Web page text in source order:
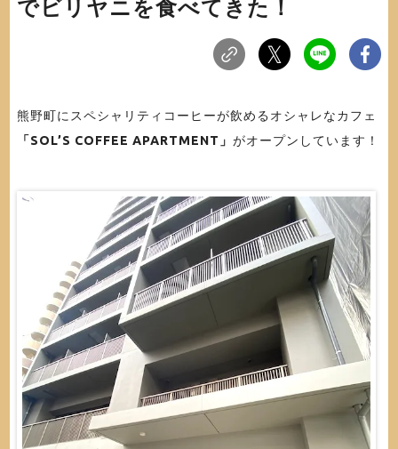
でビリヤニを食べてきた！
熊野町にスペシャリティコーヒーが飲めるオシャレなカフェ
「SOL’S COFFEE APARTMENT」 がオープンしています！